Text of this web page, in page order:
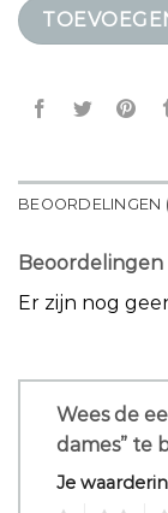
BEOORDELINGEN
Beoordelingen
Er zijn nog
Wees de
dames” te
Je